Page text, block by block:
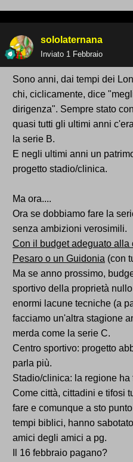
sololaternana
Inviato 1 Febbraio
Sono anni, dai tempi dei
chi, ciclicamente, dice
dirigenza". Sempre stato
quasi tutti gli ultimi anni
la serie B.
E negli ultimi anni un
progetto stadio/clinica.
Ma ora....
Ora se dobbiamo fare la
senza ambizioni verosimili.
Con il budget adeguato alla
Pesaro o un Guidonia (con
Ma se anno prossimo,
sportivo della proprietà
enormi lacune tecniche (a
facciamo un'altra stagione
merda come la serie C.
Centro sportivo: progetto
parla più.
Stadio/clinica: la regione ha
Come città, cittadini e tifosi
fare e comunque a sto
tempi biblici, hanno
amici degli amici a pg.
Il 16 febbraio pagano?